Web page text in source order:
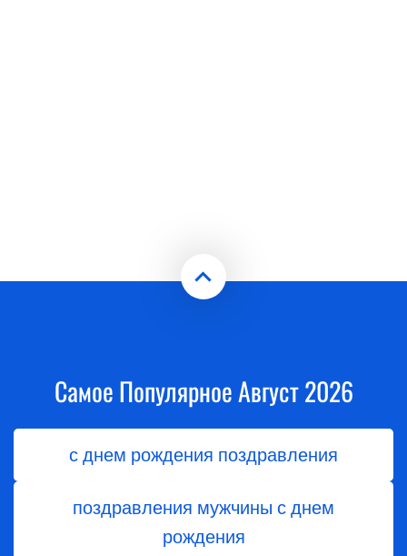
Самое Популярное Август 2026
с днем рождения поздравления
поздравления мужчины с днем
рождения